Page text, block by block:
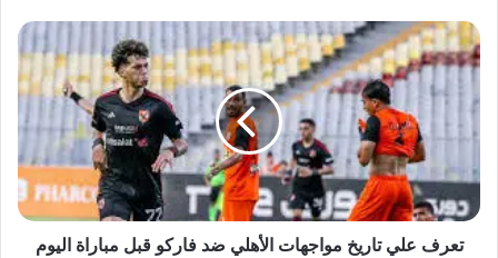
تعرف
علي
تاريخ
مواجهات
الأهلي
فاركو
قبل
مباراة
اليومتعرف علي تاريخ مواجهات الأهلي ضد فاركو قبل مباراة اليوم